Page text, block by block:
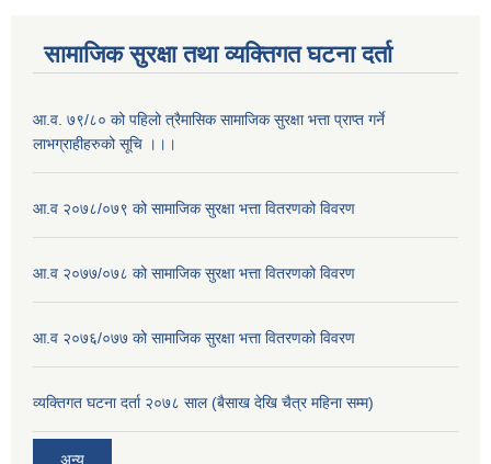
सामाजिक सुरक्षा तथा व्यक्तिगत घटना दर्ता
आ.व. ७९/८० को पहिलो त्रैमासिक सामाजिक सुरक्षा भत्ता प्राप्त गर्ने
लाभग्राहीहरुको सूचि ।।।
आ.व २०७८/०७९ को सामाजिक सुरक्षा भत्ता वितरणको विवरण
आ.व २०७७/०७८ को सामाजिक सुरक्षा भत्ता वितरणको विवरण
आ.व २०७६/०७७ को सामाजिक सुरक्षा भत्ता वितरणको विवरण
व्यक्तिगत घटना दर्ता २०७८ साल (बैसाख देखि चैत्र महिना सम्म)
अन्य